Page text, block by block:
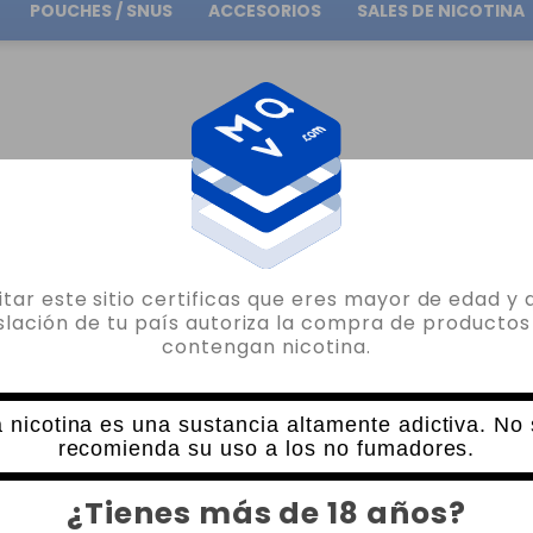
este sitio certificas que eres mayor de edad y
de tu país autoriza la compra de productos
contengan nicotina.
nicotina es una sustancia altamente adictiva. No
recomienda su uso a los no fumadores.
¿Tienes más de 18 años?
Envío gratuito en pedidos superiores a 30.00€
POUCHES / SNUS ACCESORIOS SALES DE NICOTINA
DRIFTER BAR JUICE AROMAS LONGFILL AROMA DRIFTER BAR COLA JUICE
DRIFTER BAR JUICE
AROMA DRIFTER BAR COLA JUICE
10 VALORACIONES
12,30€
CANTIDAD
- +